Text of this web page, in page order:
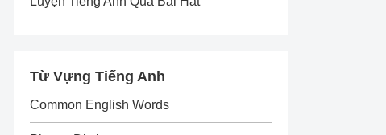
Từ Vựng Tiếng Anh
Common English Words